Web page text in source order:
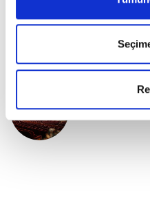
İki Özel
Dünyanın